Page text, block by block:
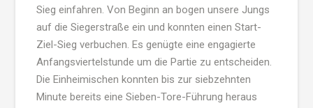
Sieg einfahren. Von Beginn an bogen unsere Jungs
auf die Siegerstraße ein und konnten einen Start-
Ziel-Sieg verbuchen. Es genügte eine engagierte
Anfangsviertelstunde um die Partie zu entscheiden.
Die Einheimischen konnten bis zur siebzehnten
Minute bereits eine Sieben-Tore-Führung heraus